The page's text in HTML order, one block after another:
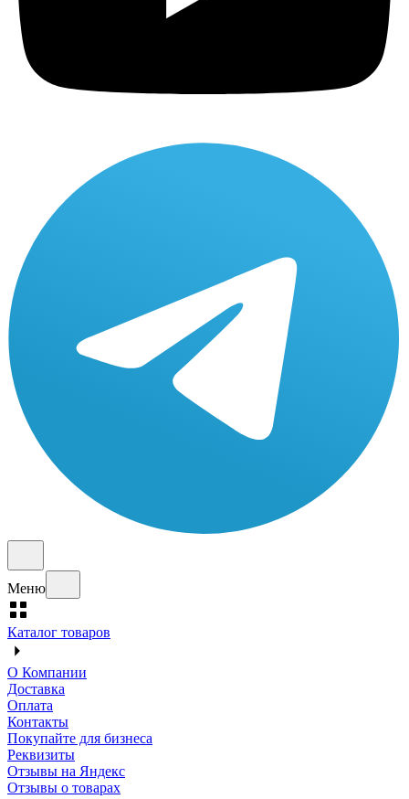
Меню
Каталог товаров
О Компании
Доставка
Оплата
Контакты
Покупайте для бизнеса
Реквизиты
Отзывы на Яндекс
Отзывы о товарах